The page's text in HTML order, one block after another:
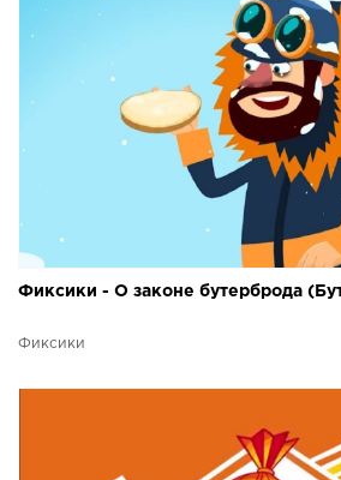
Фиксики - О законе бутерброда
Фиксики